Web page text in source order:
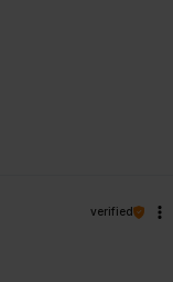
verified